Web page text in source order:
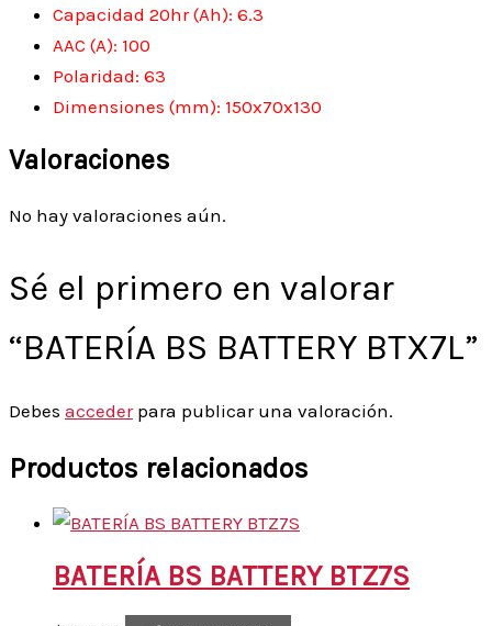
Capacidad 20hr (Ah): 6.3
AAC (A): 100
Polaridad: 63
Dimensiones (mm): 150x70x130
Valoraciones
No hay valoraciones aún.
Sé el primero en valorar
“BATERÍA BS BATTERY BTX7L”
Debes accederpara publicar una valoración.
Productos relacionados
BATERÍA BS BATTERY BTZ7S